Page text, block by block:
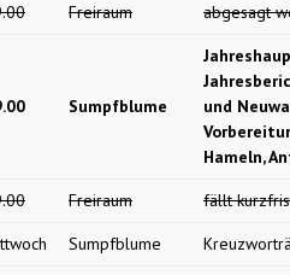
Freiraum abgesagt
Sumpfblume
und
Hameln,
Freiraum
fällt
Sumpfblume